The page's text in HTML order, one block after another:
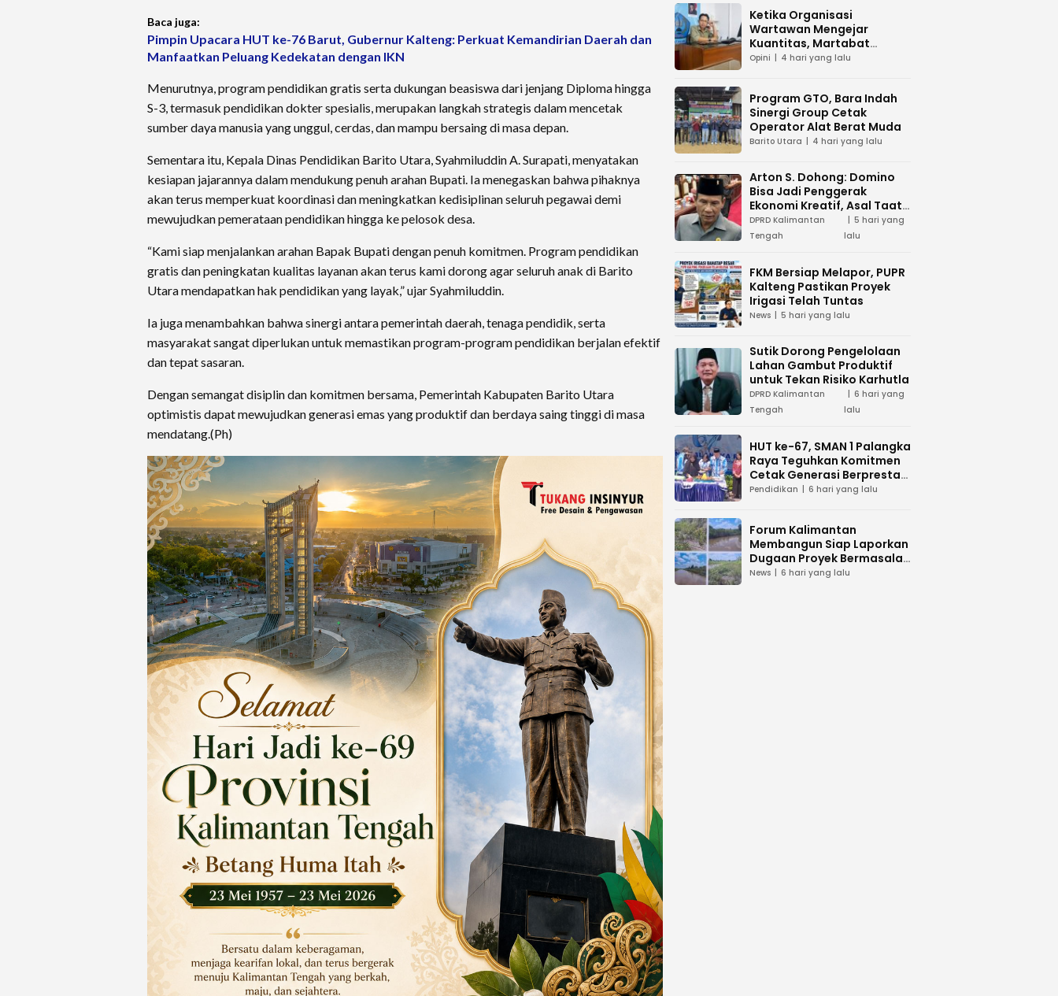
Baca juga:
Pimpin Upacara HUT ke-76 Barut, Gubernur Kalteng: Perkuat Kemandirian Daerah dan
Manfaatkan Peluang Kedekatan dengan IKN
Menurutnya, program pendidikan gratis serta dukungan beasiswa dari jenjang Diploma hingga
S-3, termasuk pendidikan dokter spesialis, merupakan langkah strategis dalam mencetak
sumber daya manusia yang unggul, cerdas, dan mampu bersaing di masa depan.
Sementara itu, Kepala Dinas Pendidikan Barito Utara, Syahmiluddin A. Surapati, menyatakan
kesiapan jajarannya dalam mendukung penuh arahan Bupati. Ia menegaskan bahwa pihaknya
akan terus memperkuat koordinasi dan meningkatkan kedisiplinan seluruh pegawai demi
mewujudkan pemerataan pendidikan hingga ke pelosok desa.
“Kami siap menjalankan arahan Bapak Bupati dengan penuh komitmen. Program pendidikan
gratis dan peningkatan kualitas layanan akan terus kami dorong agar seluruh anak di Barito
Utara mendapatkan hak pendidikan yang layak,” ujar Syahmiluddin.
Ia juga menambahkan bahwa sinergi antara pemerintah daerah, tenaga pendidik, serta
masyarakat sangat diperlukan untuk memastikan program-program pendidikan berjalan efektif
dan tepat sasaran.
Dengan semangat disiplin dan komitmen bersama, Pemerintah Kabupaten Barito Utara
optimistis dapat mewujudkan generasi emas yang produktif dan berdaya saing tinggi di masa
mendatang.(Ph)
Ketika Organisasi
Wartawan Mengejar
Kuantitas, Martabat
Profesi Menjadi Taruhan
Opini 4 hari yang lalu
Program GTO, Bara Indah
Sinergi Group Cetak
Operator Alat Berat Muda
Barito Utara 4 hari yang lalu
Arton S. Dohong: Domino
Bisa Jadi Penggerak
Ekonomi Kreatif, Asal Taat
Aturan
DPRD Kalimantan
Tengah
5 hari yang
lalu
FKM Bersiap Melapor, PUPR
Kalteng Pastikan Proyek
Irigasi Telah Tuntas
News 5 hari yang lalu
Sutik Dorong Pengelolaan
Lahan Gambut Produktif
untuk Tekan Risiko Karhutla
DPRD Kalimantan
Tengah
6 hari yang
lalu
HUT ke-67, SMAN 1 Palangka
Raya Teguhkan Komitmen
Cetak Generasi Berprestasi
dan Peduli Lingkunga
Pendidikan 6 hari yang lalu
Forum Kalimantan
Membangun Siap Laporkan
Dugaan Proyek Bermasalah
PUPR Kalteng
News 6 hari yang lalu